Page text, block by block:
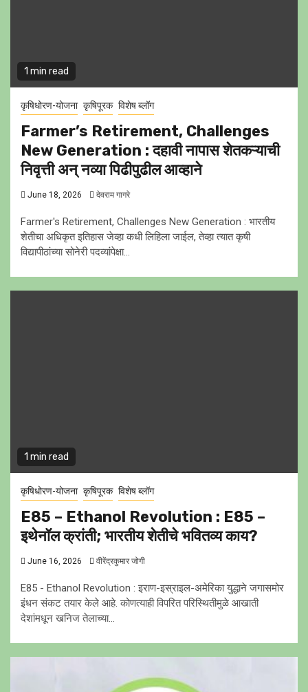
1 min read
कृषिधोरण-योजना कृषिपूरक विशेष ब्लॉग
Farmer’s Retirement, Challenges
New Generation : दहावी नापास शेतकऱ्याची
निवृत्ती अन् नव्या पिढीपुढील आव्हाने
June 18, 2026 देवराम गागरे
Farmer's Retirement, Challenges New Generation : भारतीय
शेतीचा अधिकृत इतिहास जेव्हा कधी लिहिला जाईल, तेव्हा त्यात कृषी
विद्यापीठांच्या सोनेरी पदव्यांपेक्षा...
1 min read
कृषिधोरण-योजना कृषिपूरक विशेष ब्लॉग
E85 – Ethanol Revolution : E85 –
इथेनॉल क्रांती; भारतीय शेतीचे भवितव्य काय?
June 16, 2026 वीरेंद्रकुमार जोगी
E85 - Ethanol Revolution : इराण-इस्राइल-अमेरिका युद्धाने जगासमोर
इंधन संकट तयार केले आहे. कोणत्याही विपरित परिस्थितीमुळे आखाती
देशांमधून खनिज तेलाच्या...